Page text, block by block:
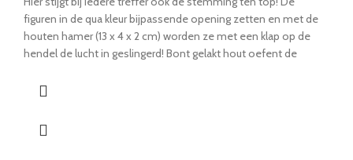
figuren in de qua kleur bijpassende opening zetten en met de
houten hamer (13 x 4 x 2 cm) worden ze met een klap op de
hendel de lucht in geslingerd! Bont gelakt hout oefent de